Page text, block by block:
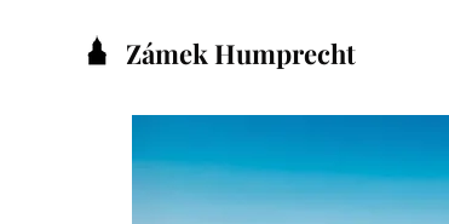
Zámek Humprecht